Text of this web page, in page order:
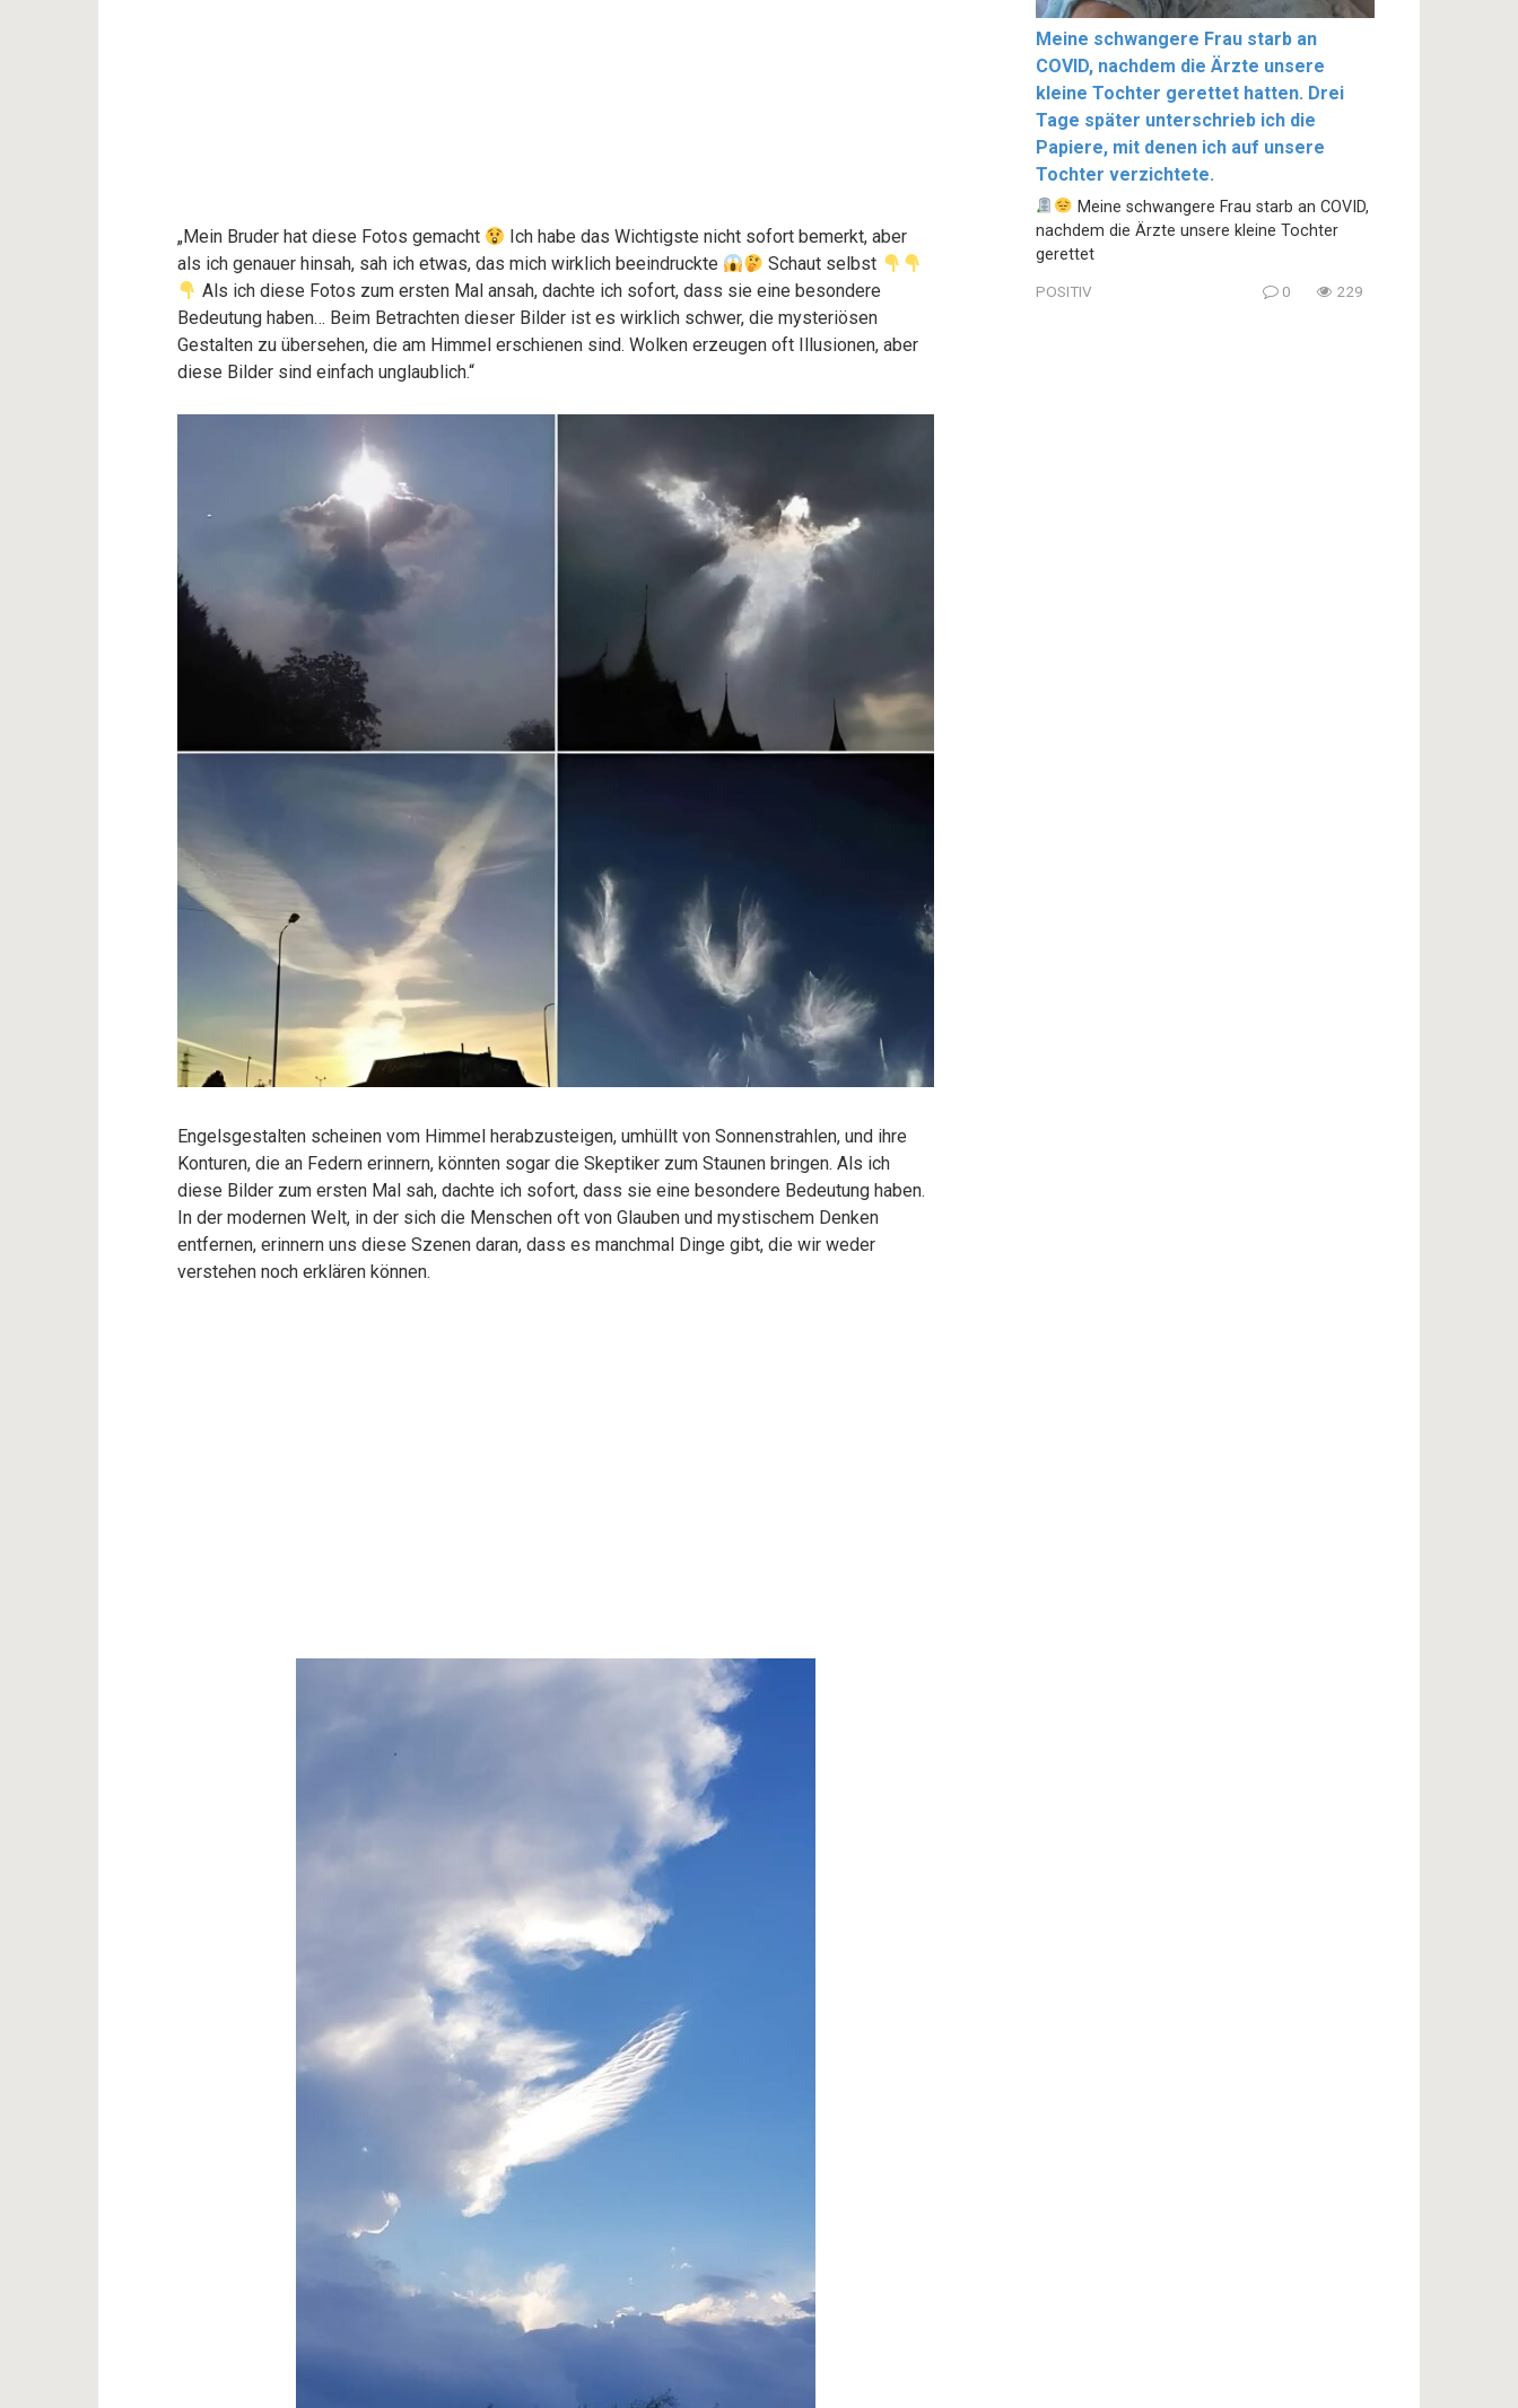
„Mein Bruder hat diese Fotos gemacht
Ich habe das Wichtigste nicht sofort bemerkt, aber
als ich genauer hinsah, sah ich etwas, das mich wirklich beeindruckte
Schaut selbst
Als ich diese Fotos zum ersten Mal ansah, dachte ich sofort, dass sie eine besondere
Bedeutung haben… Beim Betrachten dieser Bilder ist es wirklich schwer, die mysteriösen
Gestalten zu übersehen, die am Himmel erschienen sind. Wolken erzeugen oft Illusionen, aber
diese Bilder sind einfach unglaublich.“
Engelsgestalten scheinen vom Himmel herabzusteigen, umhüllt von Sonnenstrahlen, und ihre
Konturen, die an Federn erinnern, könnten sogar die Skeptiker zum Staunen bringen. Als ich
diese Bilder zum ersten Mal sah, dachte ich sofort, dass sie eine besondere Bedeutung haben.
In der modernen Welt, in der sich die Menschen oft von Glauben und mystischem Denken
entfernen, erinnern uns diese Szenen daran, dass es manchmal Dinge gibt, die wir weder
verstehen noch erklären können.
Meine schwangere Frau starb an
COVID, nachdem die Ärzte unsere
kleine Tochter gerettet hatten. Drei
Tage später unterschrieb ich die
Papiere, mit denen ich auf unsere
Tochter verzichtete.
Meine schwangere Frau starb an COVID,
nachdem die Ärzte unsere kleine Tochter
gerettet
POSITIV 0 229